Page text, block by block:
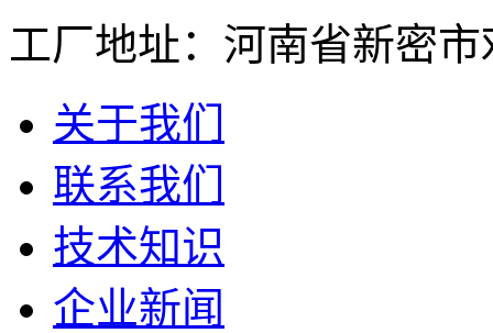
工厂地址：河南省新密
关于我们
联系我们
技术知识
企业新闻